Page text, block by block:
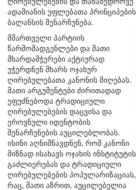
ადამიანის უფლებათა პრინციპების
ბალანსის შენარჩუნება.
მმართველი პარტიის
წარმომადგენლები და მათი
მხარდამჭერები აქტიურად
უჭერდნენ მხარს ოჯახურ
ღირებულებათა კანონის მიღებას.
მათი არგუმენტები ძირითადად
ეფუძნებოდა ტრადიციული
ღირებულებების დაცვისა და
ეროვნული იდენტობის
შენარჩუნების აუცილებლობას.
ისინი აღნიშნავდნენ, რომ კანონი
მიზნად ისახავს ოჯახის ინსტიტუტის
გაძლიერებას და ტრადიციული
ღირებულებების პოპულარიზაციას,
რაც, მათი აზრით, აუცილებელია